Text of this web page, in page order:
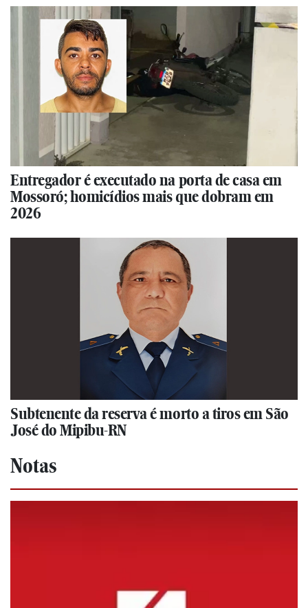
Entregador é executado na porta de casa em
Mossoró; homicídios mais que dobram em
2026
Subtenente da reserva é morto a tiros em São
José do Mipibu-RN
Notas